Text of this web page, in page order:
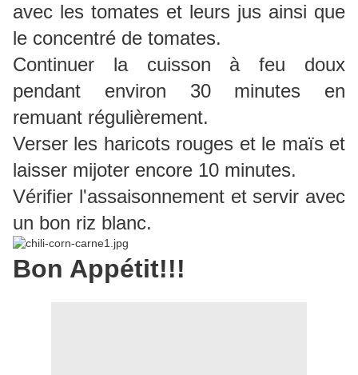
avec les tomates et leurs jus ainsi que
le concentré de tomates.
Continuer la cuisson à feu doux
pendant environ 30 minutes en
remuant régulièrement.
Verser les haricots rouges et le maïs et
laisser mijoter encore 10 minutes.
Vérifier l'assaisonnement et servir avec
un bon riz blanc.
Bon Appétit!!!